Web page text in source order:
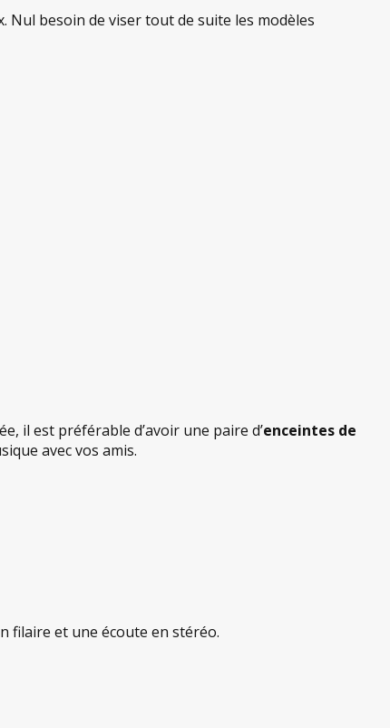
Nul besoin de viser tout de suite les modèles
il est préférable d’avoir une paire d’enceintes de
avec vos amis.
filaire et une écoute en stéréo.